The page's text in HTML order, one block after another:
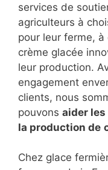
services de
agriculteurs à
pour leur ferme,
crème glacée
leur production.
engagement
clients, nous
pouvons aider
la production de
Chez glace